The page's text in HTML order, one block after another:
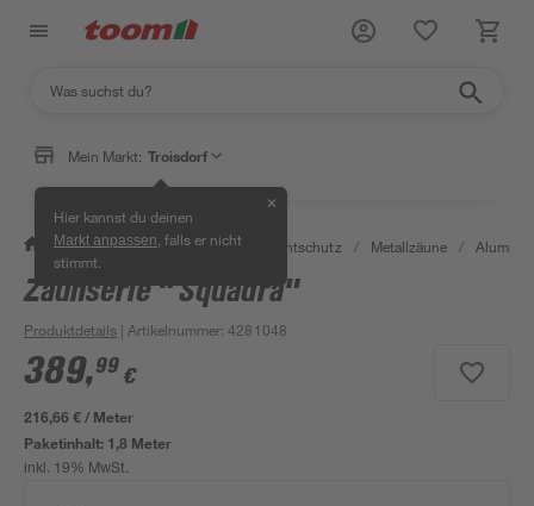
Mein Markt: Troisdorf
Hier kannst du deinen
Markt anpassen , falls er nicht
stimmt.
✕
/ Garten & Freizeit / Zäune & Sichtschutz / Metallzäune /
Zaunserie " Squadra"
Produktdetails | Artikelnummer:4281048
389,99 €
216,66 € / Meter
Paketinhalt: 1,8 Meter
inkl. 19% MwSt.